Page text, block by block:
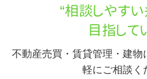
“相談しやす
目指して
不動産売買・賃貸管理・建
軽にご相談く